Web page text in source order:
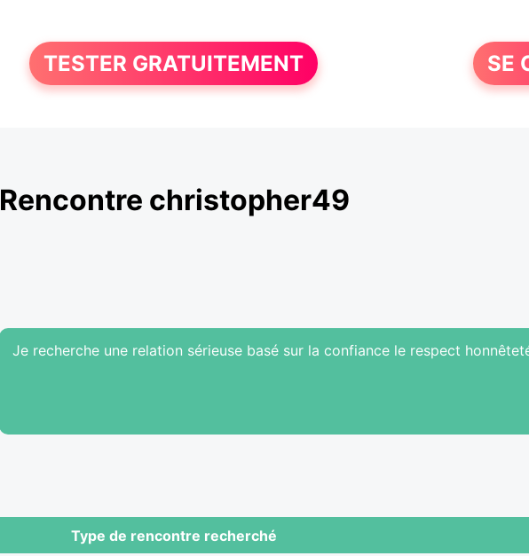
TESTER GRATUITEMENT SE
Rencontre christopher49
Je recherche une relation sérieuse basé sur la confiance le respect
Type de rencontre recherché